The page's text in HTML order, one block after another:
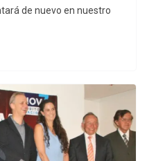
de nuevo en nuestro